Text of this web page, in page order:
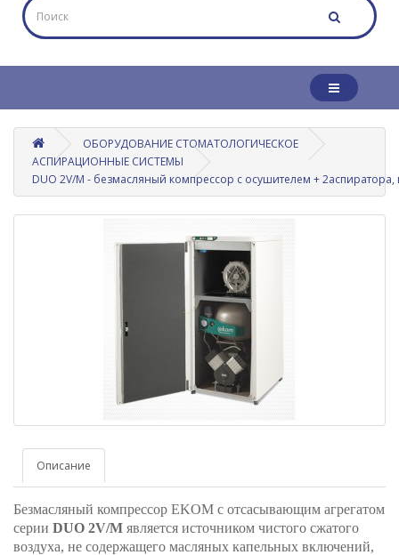
ОБОРУДОВАНИЕ СТОМАТОЛОГИЧЕСКОЕ
АСПИРАЦИОННЫЕ СИСТЕМЫ
DUO 2V/M - безмасляный компрессор с осушителем +
Описание
Безмасляный компрессор EKOM с отсасывающим агрегатом
серии DUO 2V/M является источником чистого сжатого
воздуха, не содержащего масляных капельных включений,